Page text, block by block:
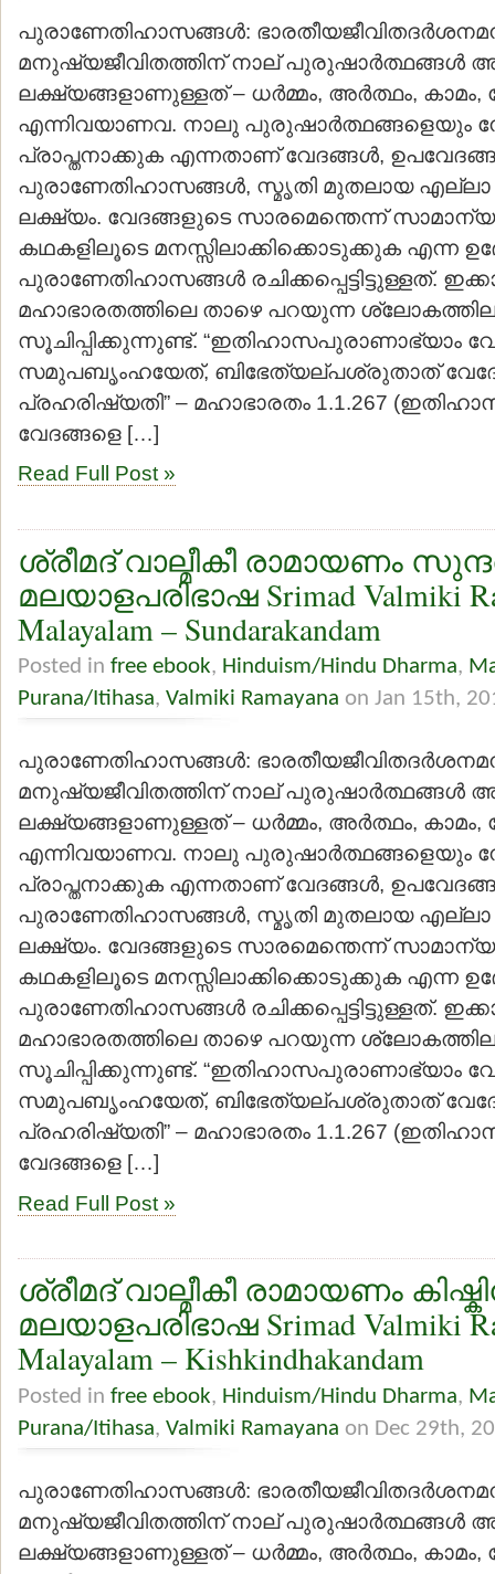
പുരാണേതിഹാസങ്ങള്‍:
മനുഷ്യജീവിതത്തിന് നാല് പുരുഷാര്‍ത്ഥങ്ങള്‍
ലക്ഷ്യങ്ങളാണുള്ളത് – ധര്‍മ്മം, അര്‍ത്ഥം, കാമം,
എന്നിവയാണവ. നാലു പുരുഷാര്‍ത്ഥങ്ങളെയും
പ്രാപ്തനാക്കുക എന്നതാണ് വേദങ്ങള്‍,
പുരാണേതിഹാസങ്ങള്‍, സ്മൃതി മുതലായ എല്ലാ
ലക്ഷ്യം. വേദങ്ങളുടെ സാരമെന്തെന്ന്
കഥകളിലൂടെ മനസ്സിലാക്കിക്കൊടുക്കുക എന്ന
പുരാണേതിഹാസങ്ങള്‍ രചിക്കപ്പെട്ടിട്ടുള്ളത്.
മഹാഭാരതത്തിലെ താഴെ പറയുന്ന
സൂചിപ്പിക്കുന്നുണ്ട്. “ഇതിഹാസപുരാണാഭ്യാം
സമുപബൃംഹയേത്, ബിഭേത്യല്പശ്രുതാത്
പ്രഹരിഷ്യതി” – മഹാഭാരതം 1.1.267
വേദങ്ങളെ […]
Read Full Post »
ശ്രീമദ് വാല്മീകീ രാമായണം
മലയാളപരിഭാഷ Srimad Valmiki
Malayalam – Sundarakandam
Posted in free ebook, Hinduism/Hindu Dharma,
Purana/Itihasa, Valmiki Ramayana on Jan 15th,
പുരാണേതിഹാസങ്ങള്‍:
മനുഷ്യജീവിതത്തിന് നാല് പുരുഷാര്‍ത്ഥങ്ങള്‍
ലക്ഷ്യങ്ങളാണുള്ളത് – ധര്‍മ്മം, അര്‍ത്ഥം, കാമം,
എന്നിവയാണവ. നാലു പുരുഷാര്‍ത്ഥങ്ങളെയും
പ്രാപ്തനാക്കുക എന്നതാണ് വേദങ്ങള്‍,
പുരാണേതിഹാസങ്ങള്‍, സ്മൃതി മുതലായ എല്ലാ
ലക്ഷ്യം. വേദങ്ങളുടെ സാരമെന്തെന്ന്
കഥകളിലൂടെ മനസ്സിലാക്കിക്കൊടുക്കുക എന്ന
പുരാണേതിഹാസങ്ങള്‍ രചിക്കപ്പെട്ടിട്ടുള്ളത്.
മഹാഭാരതത്തിലെ താഴെ പറയുന്ന
സൂചിപ്പിക്കുന്നുണ്ട്. “ഇതിഹാസപുരാണാഭ്യാം
സമുപബൃംഹയേത്, ബിഭേത്യല്പശ്രുതാത്
പ്രഹരിഷ്യതി” – മഹാഭാരതം 1.1.267
വേദങ്ങളെ […]
Read Full Post »
ശ്രീമദ് വാല്മീകീ രാമായണം
മലയാളപരിഭാഷ Srimad Valmiki
Malayalam – Kishkindhakandam
Posted in free ebook, Hinduism/Hindu Dharma,
Purana/Itihasa, Valmiki Ramayana on Dec 29th,
പുരാണേതിഹാസങ്ങള്‍:
മനുഷ്യജീവിതത്തിന് നാല് പുരുഷാര്‍ത്ഥങ്ങള്‍
ലക്ഷ്യങ്ങളാണുള്ളത് – ധര്‍മ്മം, അര്‍ത്ഥം, കാമം,